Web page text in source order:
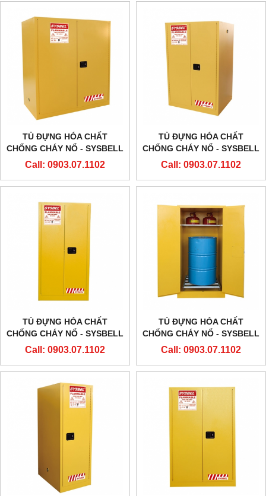
TỦ ĐỰNG HÓA CHẤT
CHỐNG CHÁY NỔ - SYSBELL
- WA811100 – 110
Call: 0903.07.1102
TỦ ĐỰNG HÓA CHẤT
CHỐNG CHÁY NỔ - SYSBELL
- WA810860 – 90
Call: 0903.07.1102
TỦ ĐỰNG HÓA CHẤT
CHỐNG CHÁY NỔ - SYSBELL
- WA810600 – 60
Call: 0903.07.1102
TỦ ĐỰNG HÓA CHẤT
CHỐNG CHÁY NỔ - SYSBELL
- WA810550 – 55
Call: 0903.07.1102